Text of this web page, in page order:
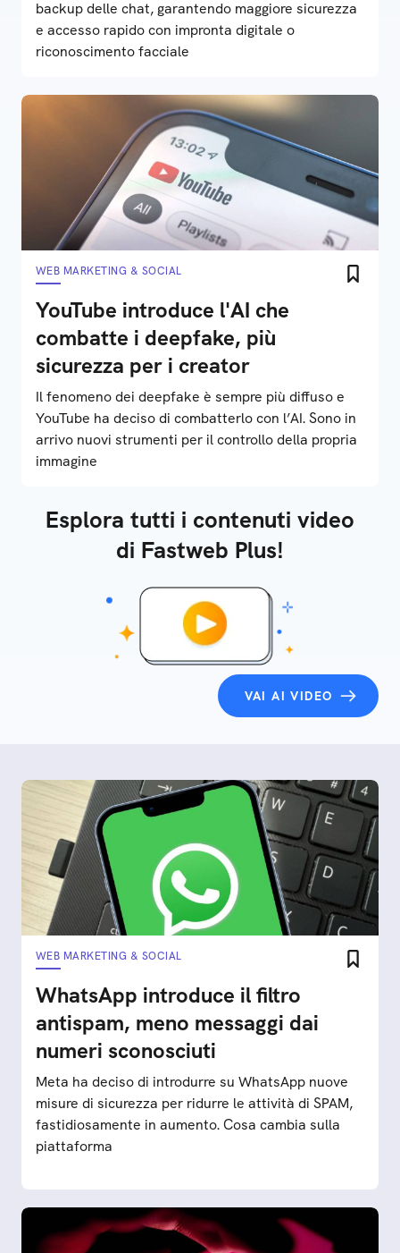
backup delle chat, garantendo maggiore sicurezza
e accesso rapido con impronta digitale o
riconoscimento facciale
WEB MARKETING & SOCIAL
YouTube introduce l'AI che
combatte i deepfake, più
sicurezza per i creator
Il fenomeno dei deepfake è sempre più diffuso e
YouTube ha deciso di combatterlo con l’AI. Sono in
arrivo nuovi strumenti per il controllo della propria
immagine
Esplora tutti i contenuti video
di Fastweb Plus!
VAI AI VIDEO
WEB MARKETING & SOCIAL
WhatsApp introduce il filtro
antispam, meno messaggi dai
numeri sconosciuti
Meta ha deciso di introdurre su WhatsApp nuove
misure di sicurezza per ridurre le attività di SPAM,
fastidiosamente in aumento. Cosa cambia sulla
piattaforma